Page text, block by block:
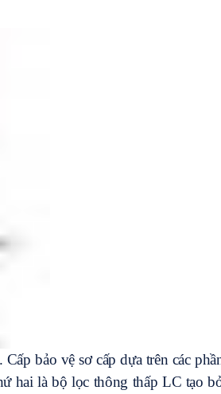
bảo vệ sơ cấp dựa trên các
hai là bộ lọc thông thấp LC tạo